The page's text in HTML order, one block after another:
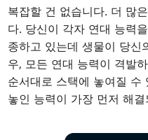
복잡할 건 없습니다. 더 많
다. 당신이 각자 연대 능력
종하고 있는데 생물이 당신
우, 모든 연대 능력이 격발
순서대로 스택에 놓여질 수
놓인 능력이 가장 먼저 해